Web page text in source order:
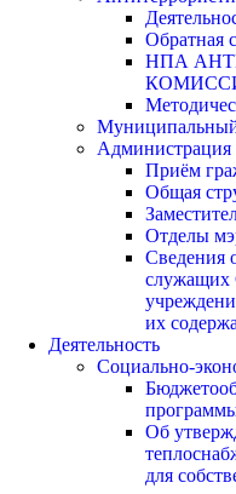
Обратная
НПА
Администрация
Приём
Общая
Отделы
Сведения
служащих
их
Деятельность
Социально-
Об
для